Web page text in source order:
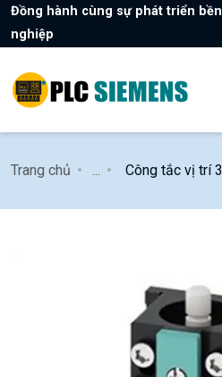
Đồng hành cùng sự phát triển
nghiệp
Trang chủ Công tắc vị trí